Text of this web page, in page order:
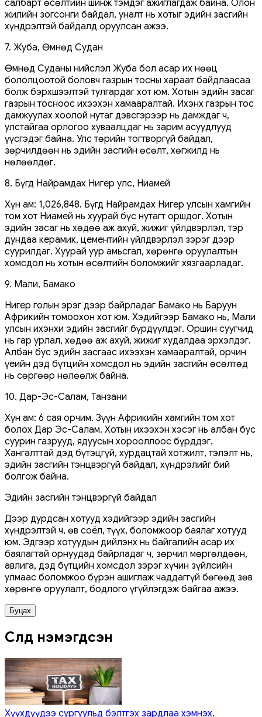
салбарт өсөлтийн шинж тэмдэг ажиглагдаж байна. Олон
жилийн зогсонги байдал, уналт нь хотыг эдийн засгийн
хүндрэлтэй байдалд оруулсан ажээ.
7. Жуба, Өмнөд Судан
Өмнөд Суданы нийслэл Жуба бол асар их нөөц
бололцоотой боловч газрын тосны хараат байдлаасаа
болж бэрхшээлтэй тулгардаг хот юм. Хотын эдийн засаг
газрын тосноос ихээхэн хамааралтай. Ихэнх газрын тос
дамжуулах хоолой нутаг дэвсгэрээр нь дамждаг ч,
улстайгаа орлогоо хуваалцдаг нь зарим асуудлууд
үүсгэдэг байна. Улс төрийн тогтворгүй байдал,
зөрчилдөөн нь эдийн засгийн өсөлт, хөгжилд нь
нөлөөлдөг.
8. Бүгд Найрамдах Нигер улс, Ниамей
Хүн ам: 1,026,848. Бүгд Найрамдах Нигер улсын хамгийн
том хот Ниамей нь хуурай бүс нутагт оршдог. Хотын
эдийн засаг нь хөдөө аж ахуй, жижиг үйлдвэрлэл, тэр
дундаа керамик, цементийн үйлдвэрлэл зэрэг дээр
суурилдаг. Хуурай уур амьсгал, хөрөнгө оруулалтын
хомсдол нь хотын өсөлтийн боломжийг хязгаарладаг.
9. Мали, Бамако
Нигер голын эрэг дээр байрладаг Бамако нь Баруун
Африкийн томоохон хот юм. Хэдийгээр Бамако нь, Мали
улсын ихэнхи эдийн засгийг бүрдүүлдэг. Оршин суугчид
нь гар урлал, хөдөө аж ахуй, жижиг худалдаа эрхэлдэг.
Албан бус эдийн засгаас ихээхэн хамааралтай, орчин
үеийн дэд бүтцийн хомсдол нь эдийн засгийн өсөлтөд
нь сөргөөр нөлөөлж байна.
10. Дар-Эс-Салам, Танзани
Хүн ам: 6 сая орчим. Зүүн Африкийн хамгийн том хот
болох Дар Эс-Салам. Хотын ихээхэн хэсэг нь албан бус
суурин газрууд, ядуусын хорооллоос бүрддэг.
Хангалттай дэд бүтэцгүй, хурдацтай хотжилт, тэлэлт нь,
эдийн засгийн тэнцвэргүй байдал, хүндрэлийг бий
болгож байна.
Эдийн засгийн тэнцвэргүй байдал
Дээр дурдсан хотууд хэдийгээр эдийн засгийн
хүндрэлтэй ч, өв соёл, түүх, боломжоор баялаг хотууд
юм. Эдгээр хотуудын дийлэнх нь байгалийн асар их
баялагтай орнуудад байрладаг ч, зөрчил мөргөлдөөн,
авлига, дэд бүтцийн хомсдол зэрэг хүчин зүйлсийн
улмаас боломжоо бүрэн ашиглаж чаддаггүй бөгөөд зөв
хөрөнгө оруулалт, бодлого үгүйлэгдэж байгаа ажээ.
Буцах
Сүүлд нэмэгдсэн
Хүүхдүүдээ сургуульд бэлтгэх зардлаа хэмнэх,